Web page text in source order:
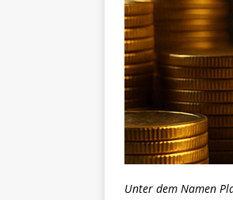
Unter dem Namen